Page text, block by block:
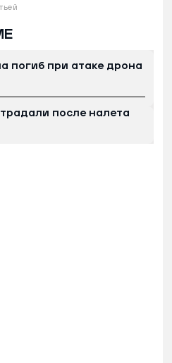
погиб при атаке дрона
после налета